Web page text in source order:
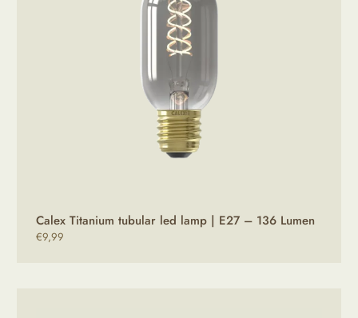
Calex Titanium tubular led lamp | E27 – 136 Lumen
€9,99